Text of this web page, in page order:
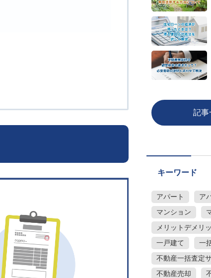
記事
キーワード
アパート
ア
マンション
メリットデメリ
一戸建て
一
不動産一括査定
不動産売却